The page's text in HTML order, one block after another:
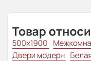
Товар
500x1900
Двери модерн